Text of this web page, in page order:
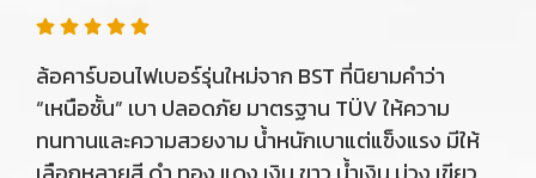
ล้อคาร์บอนไฟเบอร์รุ่นใหม่จาก BST ที่นิยามคำว่า
“เหนือชั้น” เบา ปลอดภัย มาตรฐาน TÜV ให้ความ
ทนทานและความสวยงาม น้ำหนักเบาแต่แข็งแรง มีให้